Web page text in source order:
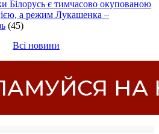
Білорусь є тимчасово окупованою
а режим Лукашенка –
(45)
Всі новини